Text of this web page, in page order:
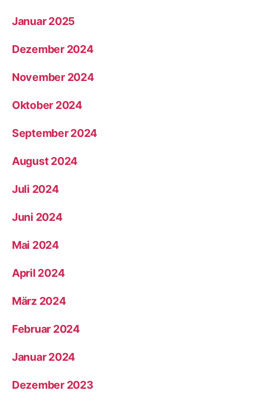
Januar 2025
Dezember 2024
November 2024
Oktober 2024
September 2024
August 2024
Juli 2024
Juni 2024
Mai 2024
April 2024
März 2024
Februar 2024
Januar 2024
Dezember 2023